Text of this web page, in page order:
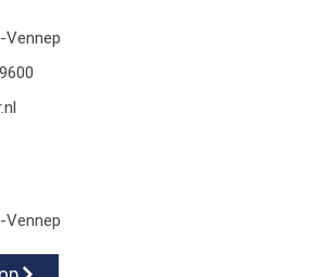
Vennep
Vennep